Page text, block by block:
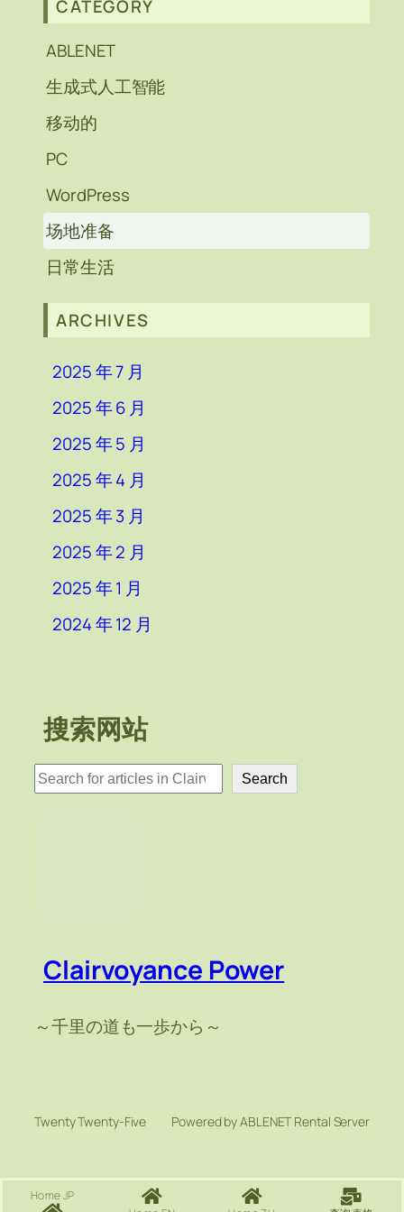
CATEGORY
ABLENET
生成式人工智能
移动的
PC
WordPress
场地准备
日常生活
ARCHIVES
2025 年 7 月
2025 年 6 月
2025 年 5 月
2025 年 4 月
2025 年 3 月
2025 年 2 月
2025 年 1 月
2024 年 12 月
搜索网站
検
索
Search
Clairvoyance Power
～千里の道も一歩から～
Twenty Twenty-Five Powered by ABLENET Rental Server
Home JP